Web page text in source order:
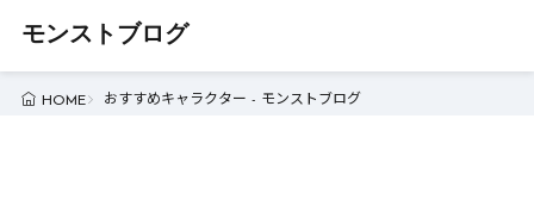
モンストブログ
HOME おすすめキャラクター - モンストブログ